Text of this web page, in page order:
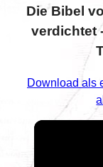
Die Bibel
verdichtet
Download als